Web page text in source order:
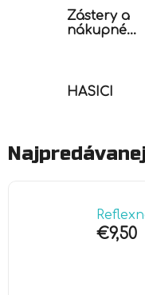
Zástery a
nákupné
HASIČI
€9,50